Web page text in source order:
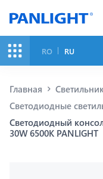
RO RU
Главная
Светодиодные
Светодиодный
30W 6500K PANLIGHT